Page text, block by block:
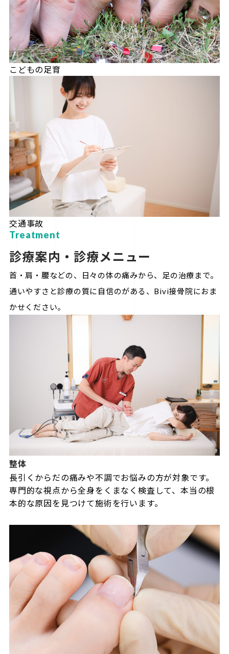
こどもの足育
交通事故
Treatment
診療案内・診療メニュー
首・肩・腰などの、日々の体の痛みから、足の治療まで。
通いやすさと診療の質に自信のがある、Bivi接骨院におま
かせください。
整体
長引くからだの痛みや不調でお悩みの方が対象です。
専門的な視点から全身をくまなく検査して、本当の根
本的な原因を見つけて施術を行います。